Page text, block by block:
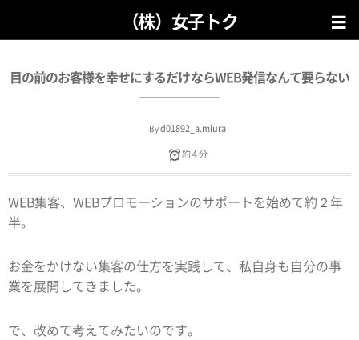
（株）女子トク
目の前のお客様を幸せにするだけならWEB発信なんて要らない
Byd01892_a.miura
約 4 分
WEB集客、WEBプロモーションのサポートを始めて約２年
半。
お金をかけない集客の仕方を実践して、私自身も自分の事
業を展開してきました。
で、改めて考えてみたいのです。